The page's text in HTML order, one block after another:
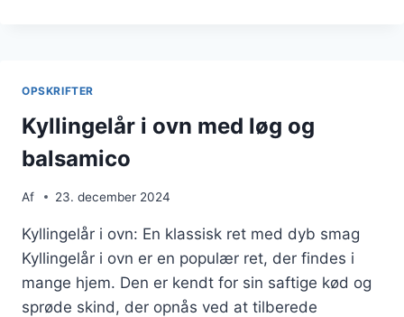
OPSKRIFTER
Kyllingelår i ovn med løg og
balsamico
Af 23. december 2024
Kyllingelår i ovn: En klassisk ret med dyb smag
Kyllingelår i ovn er en populær ret, der findes i
mange hjem. Den er kendt for sin saftige kød og
sprøde skind, der opnås ved at tilberede